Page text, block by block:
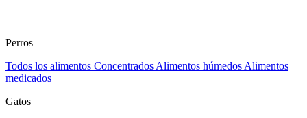
Perros
Todos los alimentos Concentrados Alimentos húmedos Alimentos
medicados
Gatos